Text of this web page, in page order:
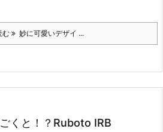
む 妙に可愛いデザイ ...
くと！？Ruboto IRB